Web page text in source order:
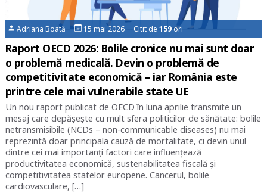
Adriana Boată 15 mai 2026 Citit de159ori
Raport OECD 2026: Bolile cronice nu mai sunt doar
o problemă medicală. Devin o problemă de
competitivitate economică – iar România este
printre cele mai vulnerabile state UE
Un nou raport publicat de OECD în luna aprilie transmite un
mesaj care depășește cu mult sfera politicilor de sănătate: bolile
netransmisibile (NCDs – non-communicable diseases) nu mai
reprezintă doar principala cauză de mortalitate, ci devin unul
dintre cei mai importanți factori care influențează
productivitatea economică, sustenabilitatea fiscală și
competitivitatea statelor europene. Cancerul, bolile
cardiovasculare, […]